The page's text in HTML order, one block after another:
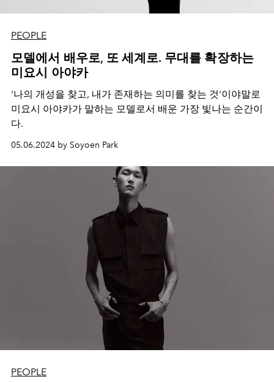
PEOPLE
모델에서 배우로, 또 세계로. 무대를 확장하는
미요시 아야카
'나의 개성을 찾고, 내가 존재하는 의미를 찾는 것'이야말로
미요시 아야카가 말하는 모델로서 배운 가장 빛나는 순간이
다.
05.06.2024 by Soyoen Park
PEOPLE